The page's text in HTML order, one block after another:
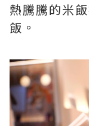
熱騰騰的米
飯。